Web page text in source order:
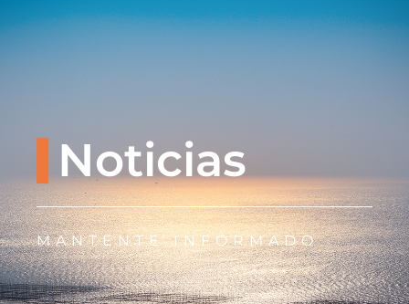
Noticias
MANTENTE INFORMADO